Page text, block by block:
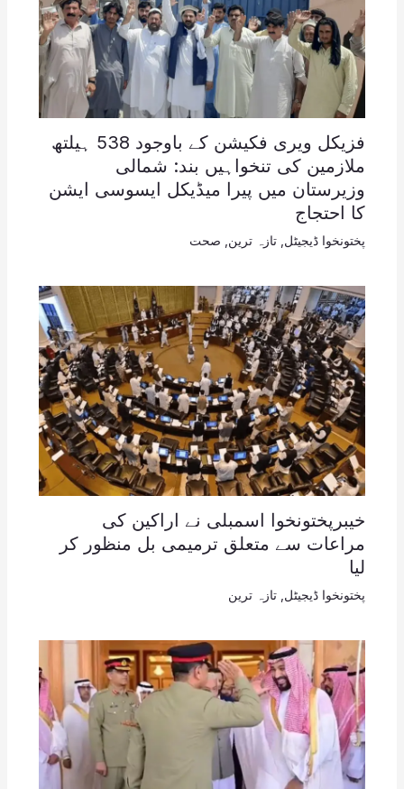
فزیکل ویری فکیشن کے باوجود 538 ہیلتھ
ملازمین کی تنخواہیں بند: شمالی
وزیرستان میں پیرا میڈیکل ایسوسی ایشن
کا احتجاج
پختونخوا ڈیجیٹل, تازہ ترین, صحت
خیبرپختونخوا اسمبلی نے اراکین کی
مراعات سے متعلق ترمیمی بل منظور کر
لیا
پختونخوا ڈیجیٹل تازہ ترین